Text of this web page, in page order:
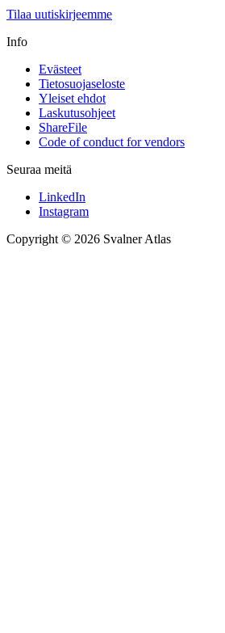
Tilaa uutiskirjeemme
Info
Evästeet
Tietosuojaseloste
Yleiset ehdot
Laskutusohjeet
ShareFile
Code of conduct for vendors
Seuraa meitä
LinkedIn
Instagram
Copyright © 2026 Svalner Atlas